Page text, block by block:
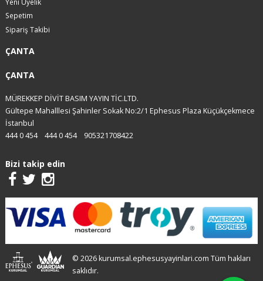
Sepetim
Sipariş Takibi
ÇANTA
ÇANTA
MÜREKKEP DİVİT BASIM YAYIN TİC.LTD.
Gültepe Mahalllesi Şahinler Sokak No:2/1 Ephesus Plaza Küçükçekmece
İstanbul
444 0 454
444 0 454 905321708422
Bizi takip edin
© 2026 kurumsal.ephesusyayinlari.com Tüm hakları
saklıdır.